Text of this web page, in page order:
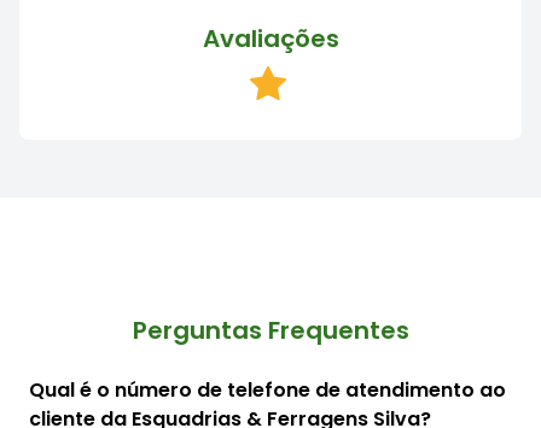
Avaliações
Perguntas Frequentes
Qual é o número de telefone de atendimento ao
cliente da Esquadrias & Ferragens Silva?